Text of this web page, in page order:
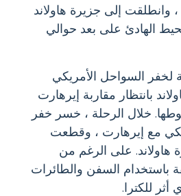
وانطلقت إلى جزيرة هاولاند
الهادئ على بعد حوالي
لخفر السواحل الأمريكي
بانتظار مقاربة إيرهارت
خلال الرحلة ، خسر خفر
مع إيرهارت ، وقطعت
هاولاند. على الرغم من
باستخدام السفن والطائرات
أثر للكترا.